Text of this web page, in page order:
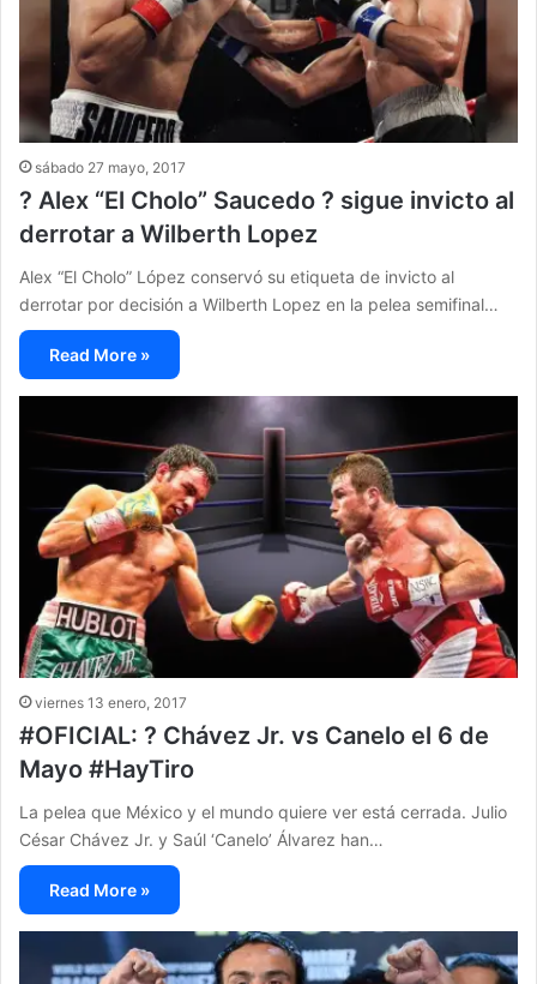
sábado 27 mayo, 2017
? Alex “El Cholo” Saucedo ? sigue invicto al
derrotar a Wilberth Lopez
Alex “El Cholo” López conservó su etiqueta de invicto al
derrotar por decisión a Wilberth Lopez en la pelea semifinal…
Read More »
viernes 13 enero, 2017
#OFICIAL: ? Chávez Jr. vs Canelo el 6 de
Mayo #HayTiro
La pelea que México y el mundo quiere ver está cerrada. Julio
César Chávez Jr. y Saúl ‘Canelo’ Álvarez han…
Read More »